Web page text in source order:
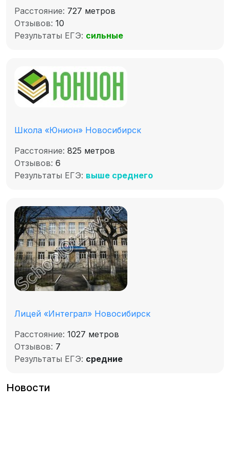
Расстояние: 727 метров
Отзывов: 10
Результаты ЕГЭ: сильные
Школа «Юнион» Новосибирск
Расстояние: 825 метров
Отзывов: 6
Результаты ЕГЭ: выше среднего
Лицей «Интеграл» Новосибирск
Расстояние: 1027 метров
Отзывов: 7
Результаты ЕГЭ: средние
Новости